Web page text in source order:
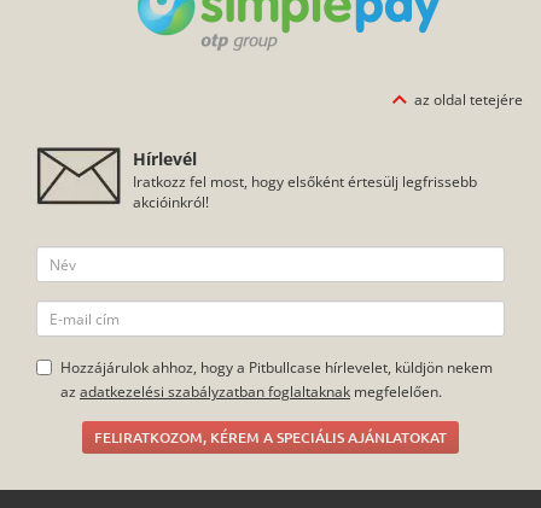
az oldal tetejére
Hírlevél
Iratkozz fel most, hogy elsőként értesülj legfrissebb
akcióinkról!
Hozzájárulok ahhoz, hogy a Pitbullcase hírlevelet, küldjön nekem
az adatkezelési szabályzatban foglaltaknak megfelelően.
FELIRATKOZOM, KÉREM A SPECIÁLIS AJÁNLATOKAT